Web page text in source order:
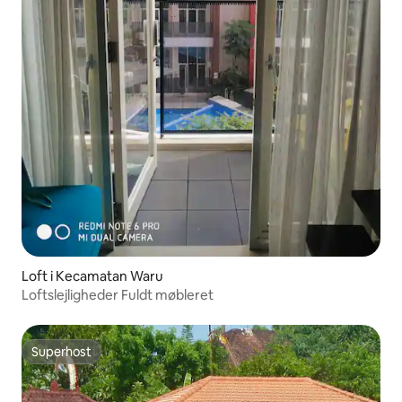
Loft i Kecamatan Waru
Loftslejligheder Fuldt møbleret
Superhost
Superhost